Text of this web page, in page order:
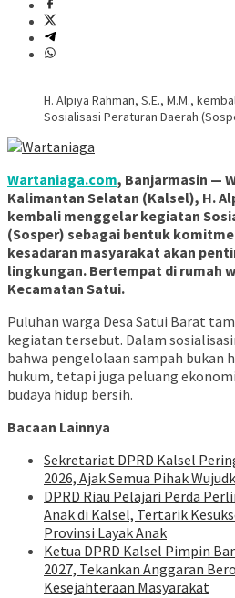
H. Alpiya Rahman, S.E., M.M.,
Sosialisasi Peraturan Daerah
Wartaniaga.com, Banjarmasin —
Kalimantan Selatan (Kalsel), H.
kembali menggelar kegiatan
(Sosper) sebagai bentuk
kesadaran masyarakat akan
lingkungan. Bertempat di rumah
Kecamatan Satui.
Puluhan warga Desa Satui Barat
kegiatan tersebut. Dalam
bahwa pengelolaan sampah bukan
hukum, tetapi juga peluang
budaya hidup bersih.
Bacaan Lainnya
Sekretariat DPRD Kalsel
2026, Ajak Semua Pihak
DPRD Riau Pelajari Perda
Anak di Kalsel, Tertarik
Provinsi Layak Anak
Ketua DPRD Kalsel Pimpin
2027, Tekankan Anggaran
Kesejahteraan Masyarakat